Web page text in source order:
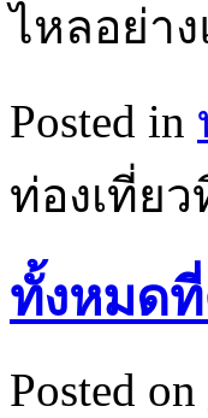
ไหลอย่า
Posted in
ท่องเที่ย
ทั้งหมด
Posted on